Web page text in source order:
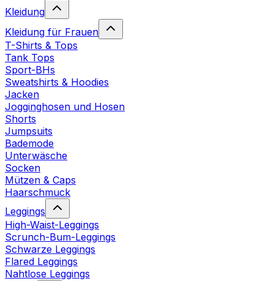
Kleidung
Kleidung für Frauen
T-Shirts & Tops
Tank Tops
Sport-BHs
Sweatshirts & Hoodies
Jacken
Jogginghosen und Hosen
Shorts
Jumpsuits
Bademode
Unterwäsche
Socken
Mützen & Caps
Haarschmuck
Leggings
High-Waist-Leggings
Scrunch-Bum-Leggings
Schwarze Leggings
Flared Leggings
Nahtlose Leggings